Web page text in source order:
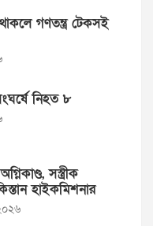
গণতন্ত্র টেকসই
নিহত ৮
সস্ত্রীক
হাইকমিশনার